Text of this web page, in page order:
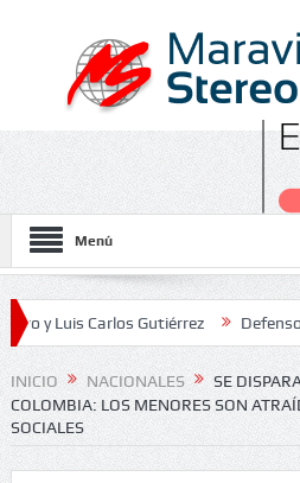
Menú
Carlos Gutiérrez Defensoría
2026
INICIO NACIONALES
SE
COLOMBIA: LOS MENORES SON
SOCIALES